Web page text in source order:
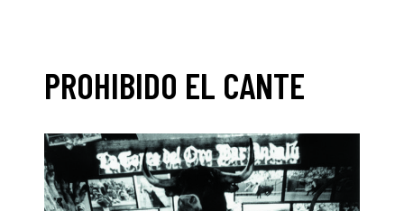
PROHIBIDO EL CANTE